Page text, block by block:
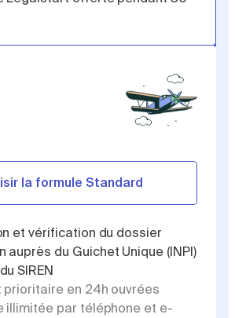
la formule Standard
et vérification du dossier
auprès du Guichet Unique (INPI)
SIREN
prioritaire en 24h ouvrées
illimitée par téléphone et e-